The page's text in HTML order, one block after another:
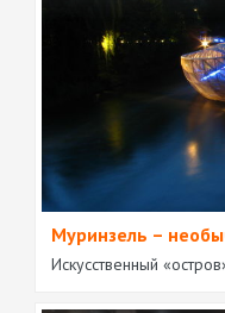
Муринзель –
Искусственный